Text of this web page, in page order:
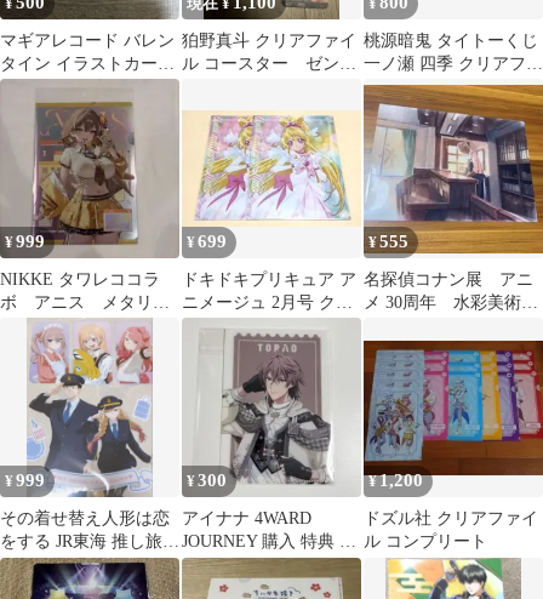
¥
マギアレコード バレン
タイン イラストカード
3枚セット
現在 ¥
狛野真斗 クリアファイ
ル コースター ゼンゼ
ボ セット
¥
桃源暗鬼 タイトーくじ
一ノ瀬 四季 クリアファ
イル
¥999
NIKKE タワレココラ
ボ アニス メタリッ
クファイル（クリアフ
ァイル）
¥699
ドキドキプリキュア ア
ニメージュ 2月号 クリ
アファイル
¥555
名探偵コナン展 アニ
メ 30周年 水彩美術ク
透 ポアロ 1枚③
¥999
その着せ替え人形は恋
をする JR東海 推し旅
特典 2つ折りクリアフ
ァイル
¥300
アイナナ 4WARD
JOURNEY 購入 特典 ミ
ニクリアファイル 虎於
¥1,200
ドズル社 クリアファイ
ル コンプリート